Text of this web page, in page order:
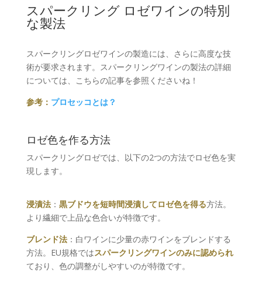
スパークリング ロゼワインの特別
な製法
スパークリングロゼワインの製造には、さらに高度な技
術が要求されます。スパークリングワインの製法の詳細
については、こちらの記事を参照くださいね！
参考： プロセッコとは？
ロゼ色を作る方法
スパークリングロゼでは、以下の2つの方法でロゼ色を実
現します。
浸漬法： 黒ブドウを短時間浸漬してロゼ色を得る方法。
より繊細で上品な色合いが特徴です。
ブレンド法：白ワインに少量の赤ワインをブレンドする
方法。EU規格ではスパークリングワインのみに認められ
ており、色の調整がしやすいのが特徴です。